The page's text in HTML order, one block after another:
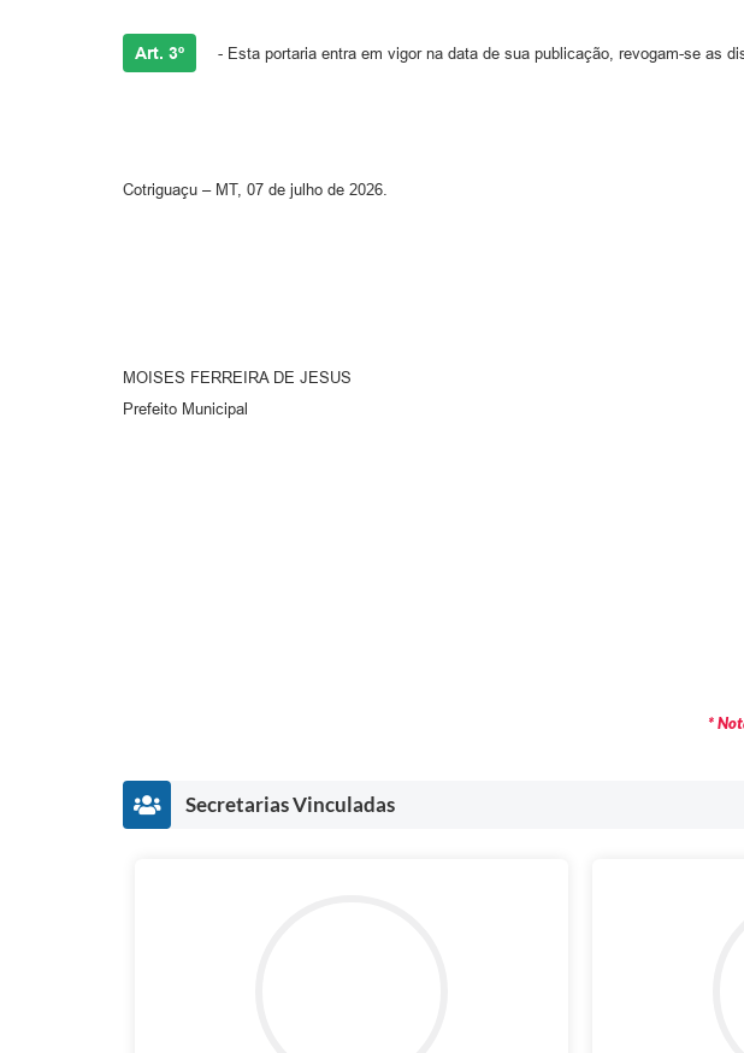
Art. 3º - Esta portaria entra em vigor na data de sua publicação, revogam-se as
Cotriguaçu – MT, 07 de julho de 2026.
MOISES FERREIRA DE JESUS
Prefeito Municipal
*
Secretarias Vinculadas